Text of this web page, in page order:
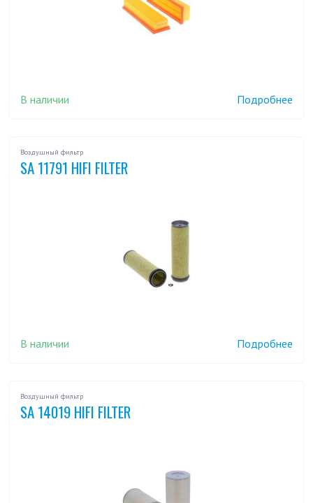
В наличии Подробнее
Воздушный фильтр
SA 11791 HIFI FILTER
В наличии Подробнее
Воздушный фильтр
SA 14019 HIFI FILTER